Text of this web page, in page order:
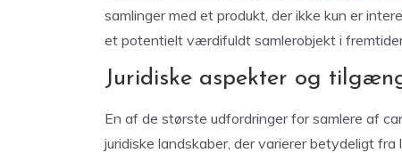
samlinger med et produkt, der ikke kun er
et potentielt værdifuldt samlerobjekt i
Juridiske aspekter og
En af de største udfordringer for samlere af
juridiske landskaber, der varierer betydeligt